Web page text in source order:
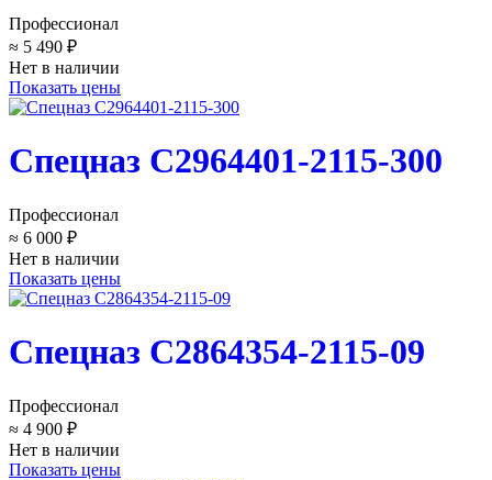
Профессионал
≈ 5 490 ₽
Нет в наличии
Показать цены
Спецназ C2964401-2115-300
Профессионал
≈ 6 000 ₽
Нет в наличии
Показать цены
Спецназ C2864354-2115-09
Профессионал
≈ 4 900 ₽
Нет в наличии
Показать цены